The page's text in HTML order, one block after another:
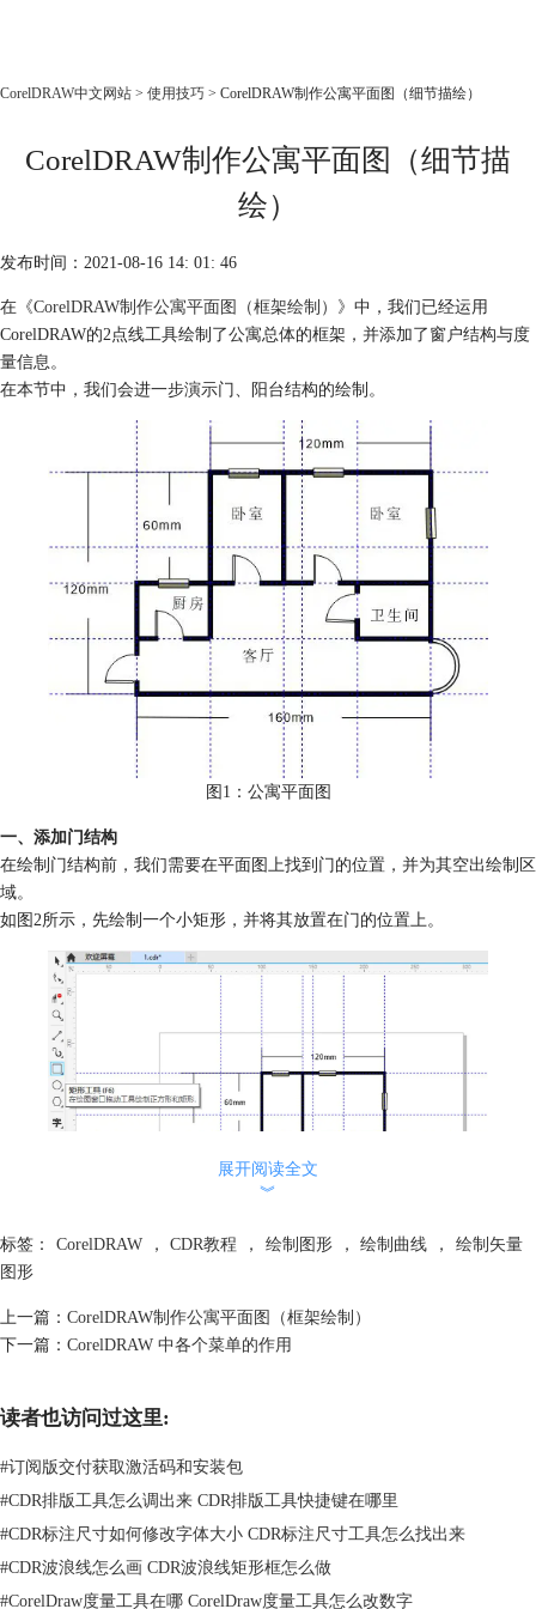
产品
下载
购买
CorelDRAW中文网站 > 使用技巧 > CorelDRAW制作公寓平面图（细节描绘）
CorelDRAW制作公寓平面图（细节描
绘）
发布时间：2021-08-16 14: 01: 46
在 《CorelDRAW制作公寓平面图（框架绘制）》 中，我们已经运用
CorelDRAW的2点线工具绘制了公寓总体的框架，并添加了窗户结构与度
量信息。
在本节中，我们会进一步演示门、阳台结构的绘制。
图1：公寓平面图
一、添加门结构
在绘制门结构前，我们需要在平面图上找到门的位置，并为其空出绘制区
域。
如图2所示，先绘制一个小矩形，并将其放置在门的位置上。
接着，如图3所示，使用虚拟段删除工具，将矩形与墙体叠加的区域删
除。
展开阅读全文
︾
标签： CorelDRAW ， CDR教程 ， 绘制图形 ， 绘制曲线 ，
绘制矢量
图形
上一篇： CorelDRAW制作公寓平面图（框架绘制）
下一篇： CorelDRAW 中各个菜单的作用
读者也访问过这里:
#订阅版交付获取激活码和安装包
#CDR排版工具怎么调出来 CDR排版工具快捷键在哪里
#CDR标注尺寸如何修改字体大小 CDR标注尺寸工具怎么找出来
#CDR波浪线怎么画 CDR波浪线矩形框怎么做
#CorelDraw度量工具在哪 CorelDraw度量工具怎么改数字